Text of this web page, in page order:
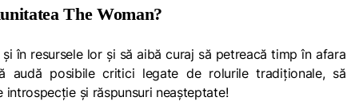
The Woman?
în resursele lor și să aibă curaj să petreacă timp în afara
audă posibile critici legate de rolurile tradiționale, să
și răspunsuri neașteptate!